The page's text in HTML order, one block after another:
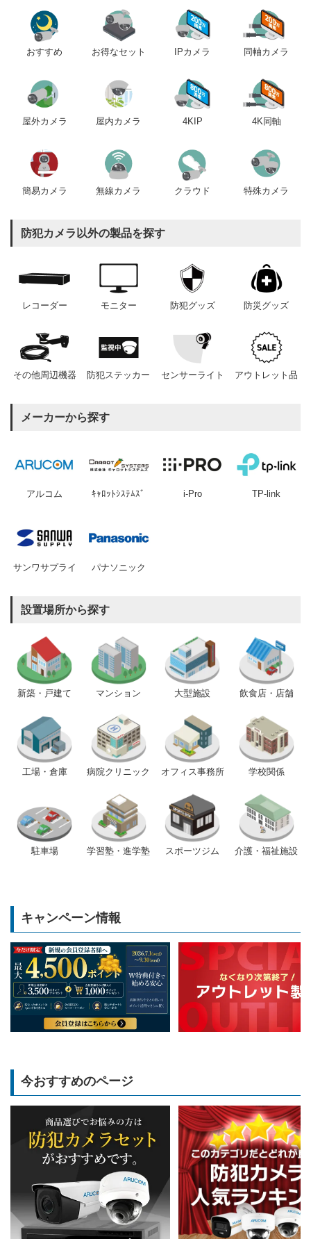
おすすめ お得なセット IPカメラ 同軸カメラ
屋外カメラ 屋内カメラ 4KIP 4K同軸
簡易カメラ 無線カメラ クラウド 特殊カメラ
防犯カメラ以外の製品を探す
レコーダー モニター 防犯グッズ 防災グッズ
その他周辺機器 防犯ステッカー センサーライト アウトレット品
メーカーから探す
アルコム ｷｬﾛｯﾄｼｽﾃﾑｽﾞ i-Pro TP-link
サンワサプライ パナソニック
設置場所から探す
新築・戸建て マンション 大型施設 飲食店・店舗
工場・倉庫 病院クリニック オフィス事務所 学校関係
駐車場 学習塾・進学塾 スポーツジム 介護・福祉施設
キャンペーン情報
今おすすめのページ